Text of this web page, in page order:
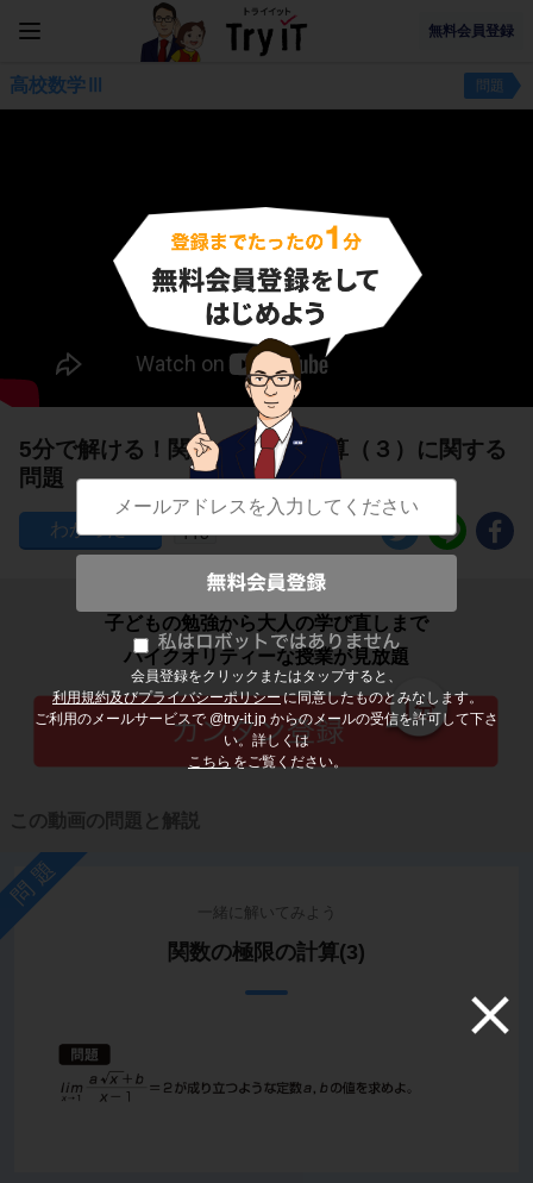
無料会員登録
会員登録をクリックまたはタップすると、
利用規約及びプライバシーポリシーに同意したものとみなします。
ご利用のメールサービスで @try-it.jp からのメールの受信を許可して下さ
い。詳しくは
こちら をご覧ください。
高校数学Ⅲ 問題
5分で解ける！関数の極限の計算（３）に関する
問題
115
子どもの勉強から大人の学び直しまで
ハイクオリティーな授業が見放題
この動画の問題と解説
問題
一緒に解いてみよう
関数の極限の計算(3)